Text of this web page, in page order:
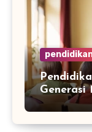
Generasi